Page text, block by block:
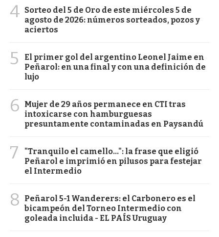
4 Sorteo del 5 de Oro de este miércoles 5 de
agosto de 2026: números sorteados, pozos y
aciertos
5
El primer gol del argentino Leonel Jaime en
Peñarol: en una final y con una definición de
lujo
6
Mujer de 29 años permanece en CTI tras
intoxicarse con hamburguesas
presuntamente contaminadas en Paysandú
7
"Tranquilo el camello...": la frase que eligió
Peñarol e imprimió en pilusos para festejar
el Intermedio
8
Peñarol 5-1 Wanderers: el Carbonero es el
bicampeón del Torneo Intermedio con
goleada incluida - EL PAÍS Uruguay